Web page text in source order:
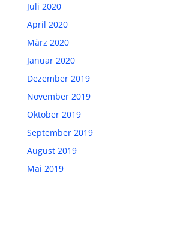
Juli 2020
April 2020
März 2020
Januar 2020
Dezember 2019
November 2019
Oktober 2019
September 2019
August 2019
Mai 2019